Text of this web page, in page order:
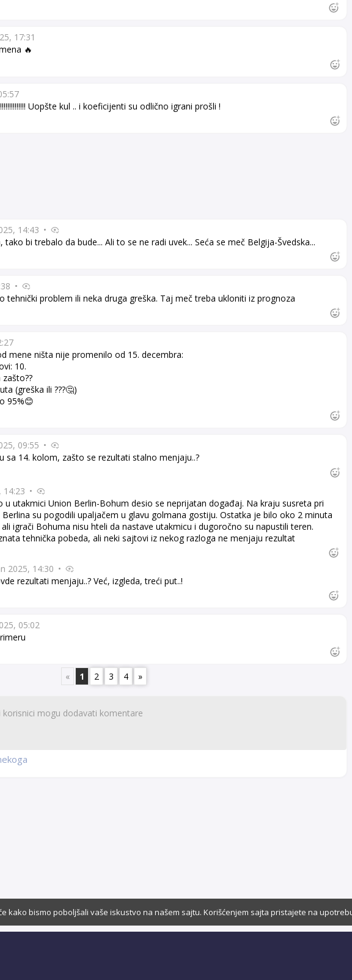
17:31
🔥
Uopšte kul .. i koeficijenti su odlično igrani prošli !
14:43 •
tako bi trebalo da bude... Ali to se ne radi uvek... Seća se meč Belgija-Švedska...
•
tehnički problem ili neka druga greška. Taj meč treba ukloniti iz prognoza
mene ništa nije promenilo od 15. decembra:
10.
(greška ili ???🤔)
95%😊
09:55 •
sa 14. kolom, zašto se rezultati stalno menjaju..?
14:23 •
u utakmici Union Berlin-Bohum desio se neprijatan događaj. Na kraju susreta pri
su pogodili upaljačem u glavu golmana gostiju. Ostatka je bilo oko 2 minuta
igrači Bohuma nisu hteli da nastave utakmicu i dugoročno su napustili teren.
tehnička pobeda, ali neki sajtovi iz nekog razloga ne menjaju rezultat
2025, 14:30 •
rezultati menjaju..? Već, izgleda, treći put..!
05:02
« 1 2 3 4 »
kako bismo poboljšali vaše iskustvo na našem sajtu. Korišćenjem sajta pristajete na